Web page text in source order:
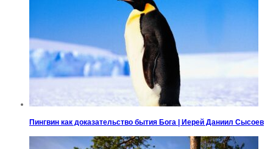
Пингвин как доказательство бытия Бога | Иерей Даниил Сысоев